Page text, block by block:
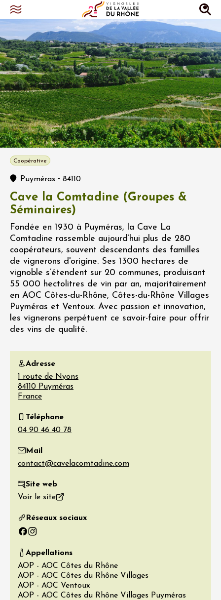
Coopérative
Puyméras - 84110
Cave la Comtadine (Groupes &
Séminaires)
Fondée en 1930 à Puyméras, la Cave La
Comtadine rassemble aujourd’hui plus de 280
coopérateurs, souvent descendants des familles
de vignerons d'origine. Ses 1300 hectares de
vignoble s’étendent sur 20 communes, produisant
55 000 hectolitres de vin par an, majoritairement
en AOC Côtes-du-Rhône, Côtes-du-Rhône Villages
Puyméras et Ventoux. Avec passion et innovation,
les vignerons perpétuent ce savoir-faire pour offrir
des vins de qualité.
Adresse
1 route de Nyons
84110 Puyméras
France
Téléphone
Mail
Site web
Voir le site
Réseaux sociaux
Facebook
Instagram
Appellations
AOP - AOC Côtes du Rhône
AOP - AOC Côtes du Rhône Villages
AOP - AOC Ventoux
AOP - AOC Côtes du Rhône Villages Puyméras